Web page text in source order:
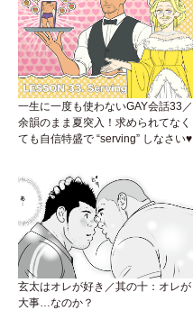
一生に一度も使わないGAY会話33／
余韻のまま夏突入！求められてなく
ても自信特盛で “serving” しなさい♥
玄太はオレが好き／其の十：オレが
大事…なのか？